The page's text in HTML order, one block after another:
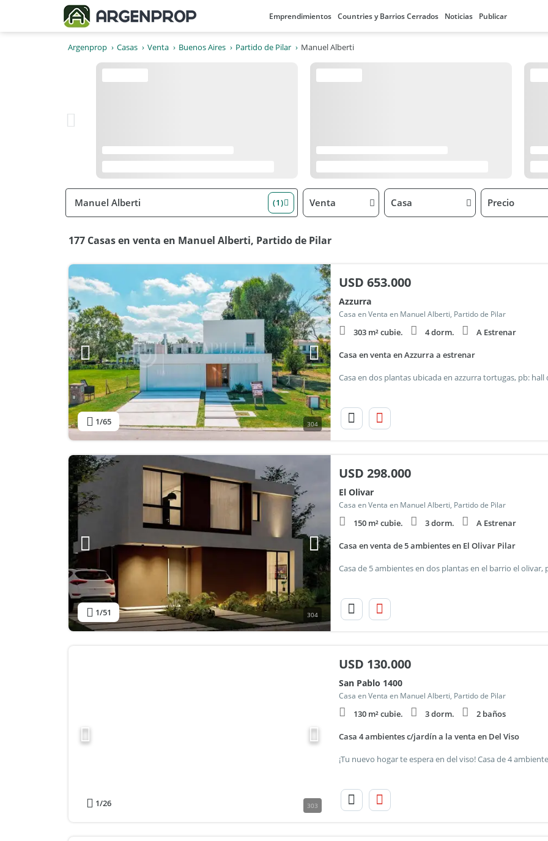
Emprendimientos Countries y Barrios Cerrados Noticias Publicar
Argenprop Casas Venta Buenos Aires Partido de Pilar Manuel Alberti
(1) Venta Casa Precio
177 Casas en venta en Manuel Alberti, Partido de Pilar
1/65 304
USD 653.000
Azzurra
Casa en Venta en Manuel Alberti, Partido de Pilar
303 m² cubie. 4 dorm. A Estrenar
Casa en venta en Azzurra a estrenar
1/51 304
USD 298.000
El Olivar
Casa en Venta en Manuel Alberti, Partido de Pilar
150 m² cubie. 3 dorm. A Estrenar
Casa en venta de 5 ambientes en El Olivar Pilar
1/26 303
USD 130.000
San Pablo 1400
Casa en Venta en Manuel Alberti, Partido de Pilar
130 m² cubie. 3 dorm. 2 baños
Casa 4 ambientes c/jardín a la venta en Del Viso